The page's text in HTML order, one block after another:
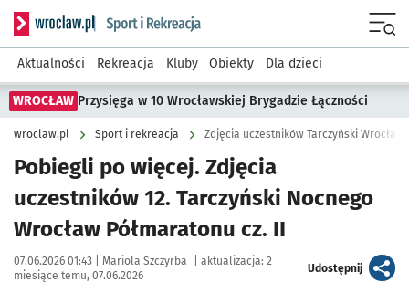
Serwis informacyjny wroclaw.pl podserwis: Sport i rekreacja
Aktualności Rekreacja Kluby Obiekty Dla dzieci
WROCŁAW Przysięga w 10 Wrocławskiej Brygadzie Łączności
wroclaw.pl Sport i rekreacja Zdjęcia uczestników Tarczyński Wrocław
Pobiegli po więcej. Zdjęcia
uczestników 12. Tarczyński Nocnego
Wrocław Półmaratonu cz. II
Data publikacji:
07.06.2026 01:43 | Autor:
Mariola Szczyrba aktualizacja: 2
miesiące temu, 07.06.2026
Udostępnijartykuł